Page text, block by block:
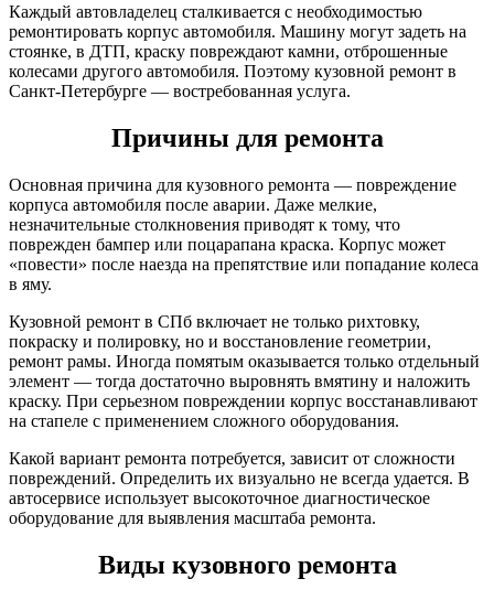
Каждый автовладелец сталкивается с необходимостью
ремонтировать корпус автомобиля. Машину могут задеть на
стоянке, в ДТП, краску повреждают камни, отброшенные
колесами другого автомобиля. Поэтому кузовной ремонт в
Санкт-Петербурге — востребованная услуга.
Причины для ремонта
Основная причина для кузовного ремонта — повреждение
корпуса автомобиля после аварии. Даже мелкие,
незначительные столкновения приводят к тому, что
поврежден бампер или поцарапана краска. Корпус может
«повести» после наезда на препятствие или попадание колеса
в яму.
Кузовной ремонт в СПб включает не только рихтовку,
покраску и полировку, но и восстановление геометрии,
ремонт рамы. Иногда помятым оказывается только отдельный
элемент — тогда достаточно выровнять вмятину и наложить
краску. При серьезном повреждении корпус восстанавливают
на стапеле с применением сложного оборудования.
Какой вариант ремонта потребуется, зависит от сложности
повреждений. Определить их визуально не всегда удается. В
автосервисе использует высокоточное диагностическое
оборудование для выявления масштаба ремонта.
Виды кузовного ремонта